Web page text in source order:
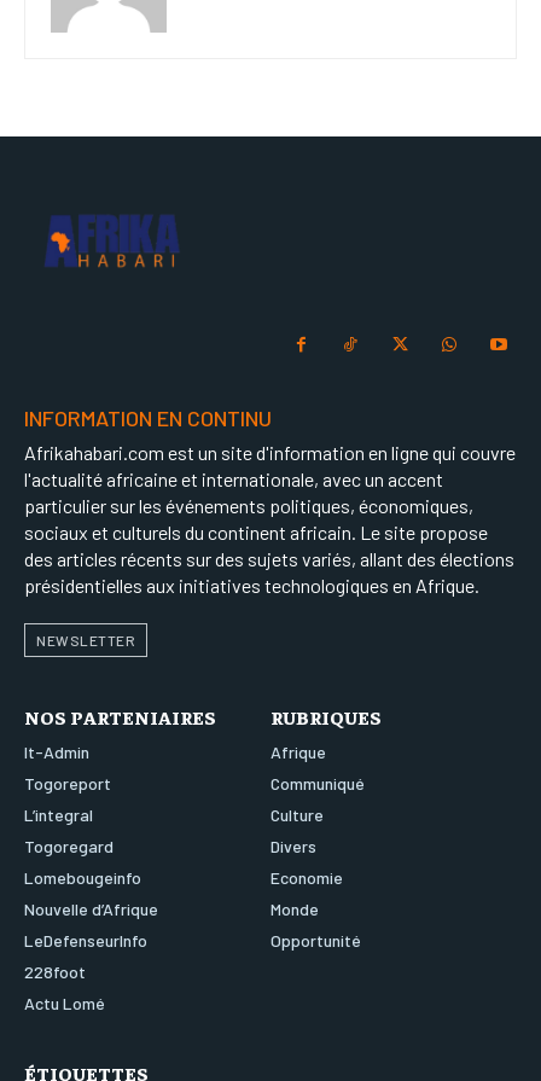
INFORMATION EN CONTINU
Afrikahabari.com est un site d'information en ligne qui couvre
l'actualité africaine et internationale, avec un accent
particulier sur les événements politiques, économiques,
sociaux et culturels du continent africain. Le site propose
des articles récents sur des sujets variés, allant des élections
présidentielles aux initiatives technologiques en Afrique.
NEWSLETTER
NOS PARTENIAIRES
It-Admin
Togoreport
L’integral
Togoregard
Lomebougeinfo
Nouvelle d’Afrique
LeDefenseurInfo
228foot
Actu Lomé
RUBRIQUES
Afrique
Communiqué
Culture
Divers
Economie
Monde
Opportunité
ÉTIQUETTES